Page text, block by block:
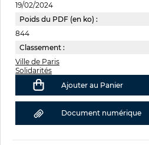
19/02/2024
Poids du PDF (en ko) :
844
Classement :
Ville de Paris
Solidarités
Ajouter au Panier
Document numérique